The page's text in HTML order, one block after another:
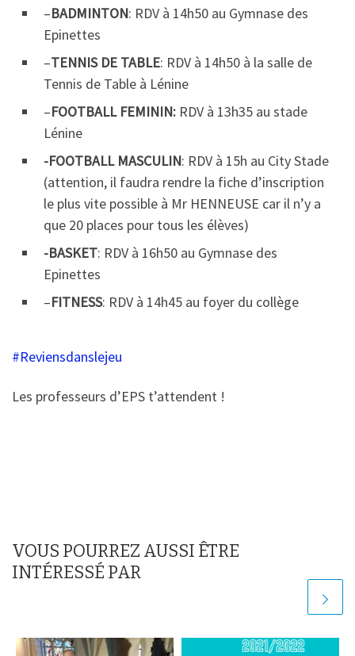
–BADMINTON: RDV à 14h50 au Gymnase des
Epinettes
–TENNIS DE TABLE: RDV à 14h50 à la salle de
Tennis de Table à Lénine
–FOOTBALL FEMININ: RDV à 13h35 au stade
Lénine
-FOOTBALL MASCULIN: RDV à 15h au City Stade
(attention, il faudra rendre la fiche d’inscription
le plus vite possible à Mr HENNEUSE car il n’y a
que 20 places pour tous les élèves)
-BASKET: RDV à 16h50 au Gymnase des
Epinettes
–FITNESS: RDV à 14h45 au foyer du collège
#Reviensdanslejeu
Les professeurs d’EPS t’attendent !
VOUS POURREZ AUSSI ÊTRE
INTÉRESSÉ PAR